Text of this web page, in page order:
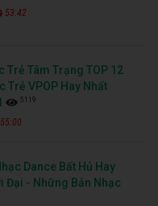
53:42
Trẻ Tâm Trạng TOP 12
Trẻ VPOP Hay Nhất
5119
55:00
Dance Bất Hủ Hay
Đại - Những Bản Nhạc